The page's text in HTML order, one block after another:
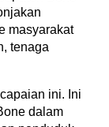
masyarakat
tenaga
ini. Ini
dalam